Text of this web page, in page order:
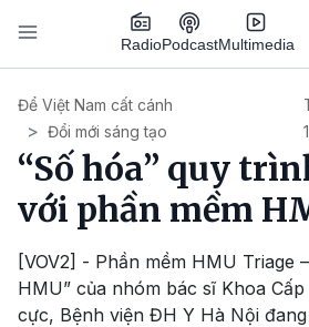
Nhảy đến nội dung
RadioPodcastMultimedia
Để Việt Nam cất cánh
Đổi mới sáng tạo
“Số hóa” quy
với phần mềm
[VOV2] - Phần mềm HMU Triage
HMU” của nhóm bác sĩ Khoa
cực, Bệnh viện ĐH Y Hà Nội